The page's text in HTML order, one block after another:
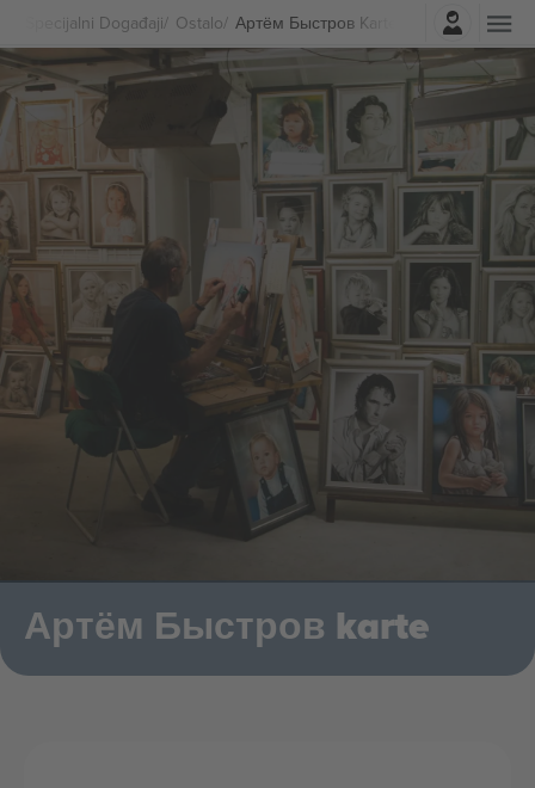
Specijalni Događaji Ostalo Артём Быстров Karte
Najavite se
Артём Быстров karte